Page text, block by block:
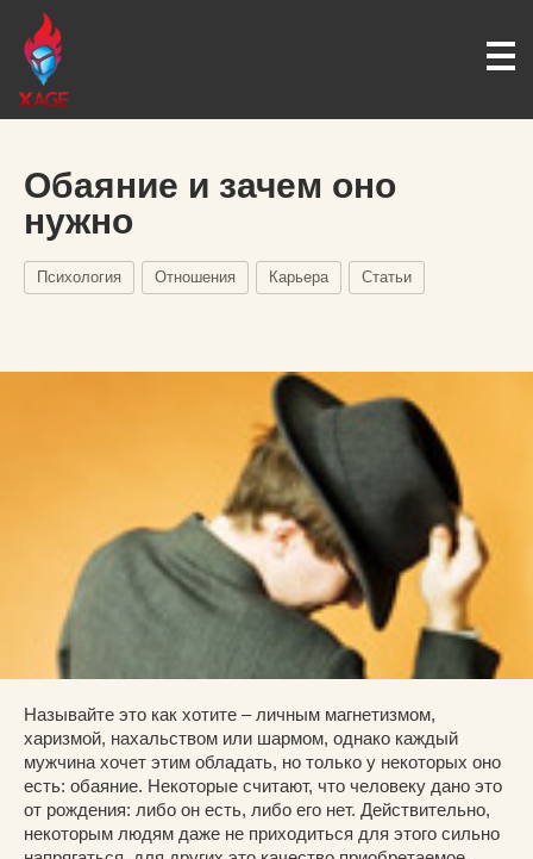
Обаяние и зачем оно
нужно
Психология Отношения Карьера Статьи
Называйте это как хотите – личным магнетизмом,
харизмой, нахальством или шармом, однако каждый
мужчина хочет этим обладать, но только у некоторых оно
есть: обаяние. Некоторые считают, что человеку дано это
от рождения: либо он есть, либо его нет. Действительно,
некоторым людям даже не приходиться для этого сильно